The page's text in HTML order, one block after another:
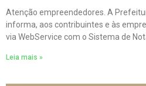
Atenção empreendedores. A
informa, aos contribuintes e às
via WebService com o Sistema de
Leia mais »